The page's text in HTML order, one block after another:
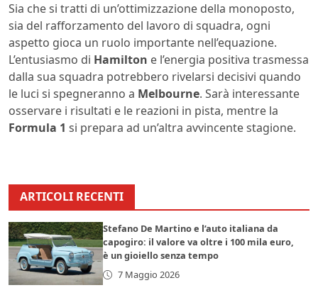
Sia che si tratti di un’ottimizzazione della monoposto,
sia del rafforzamento del lavoro di squadra, ogni
aspetto gioca un ruolo importante nell’equazione.
L’entusiasmo di Hamilton e l’energia positiva trasmessa
dalla sua squadra potrebbero rivelarsi decisivi quando
le luci si spegneranno a Melbourne. Sarà interessante
osservare i risultati e le reazioni in pista, mentre la
Formula 1 si prepara ad un’altra avvincente stagione.
ARTICOLI RECENTI
Stefano De Martino e l’auto italiana da
capogiro: il valore va oltre i 100 mila euro,
è un gioiello senza tempo
7 Maggio 2026